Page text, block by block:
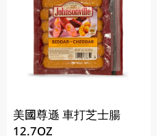
美國尊遜 車打芝士腸
12.7OZ